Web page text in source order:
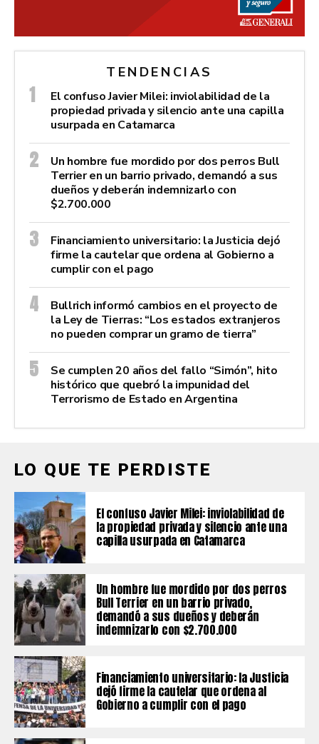
TENDENCIAS
El confuso Javier Milei: inviolabilidad de la
propiedad privada y silencio ante una capilla
usurpada en Catamarca
Un hombre fue mordido por dos perros Bull
Terrier en un barrio privado, demandó a sus
dueños y deberán indemnizarlo con
$2.700.000
Financiamiento universitario: la Justicia dejó
firme la cautelar que ordena al Gobierno a
cumplir con el pago
Bullrich informó cambios en el proyecto de
la Ley de Tierras: “Los estados extranjeros
no pueden comprar un gramo de tierra”
Se cumplen 20 años del fallo “Simón”, hito
histórico que quebró la impunidad del
Terrorismo de Estado en Argentina
LO QUE TE PERDISTE
El confuso Javier Milei: inviolabilidad de
la propiedad privada y silencio ante una
capilla usurpada en Catamarca
Un hombre fue mordido por dos perros
Bull Terrier en un barrio privado,
demandó a sus dueños y deberán
indemnizarlo con $2.700.000
Financiamiento universitario: la Justicia
dejó firme la cautelar que ordena al
Gobierno a cumplir con el pago